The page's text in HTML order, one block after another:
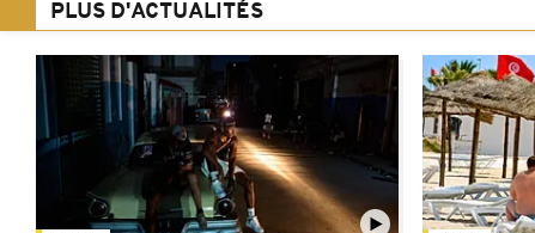
PLUS D'ACTUALITÉS